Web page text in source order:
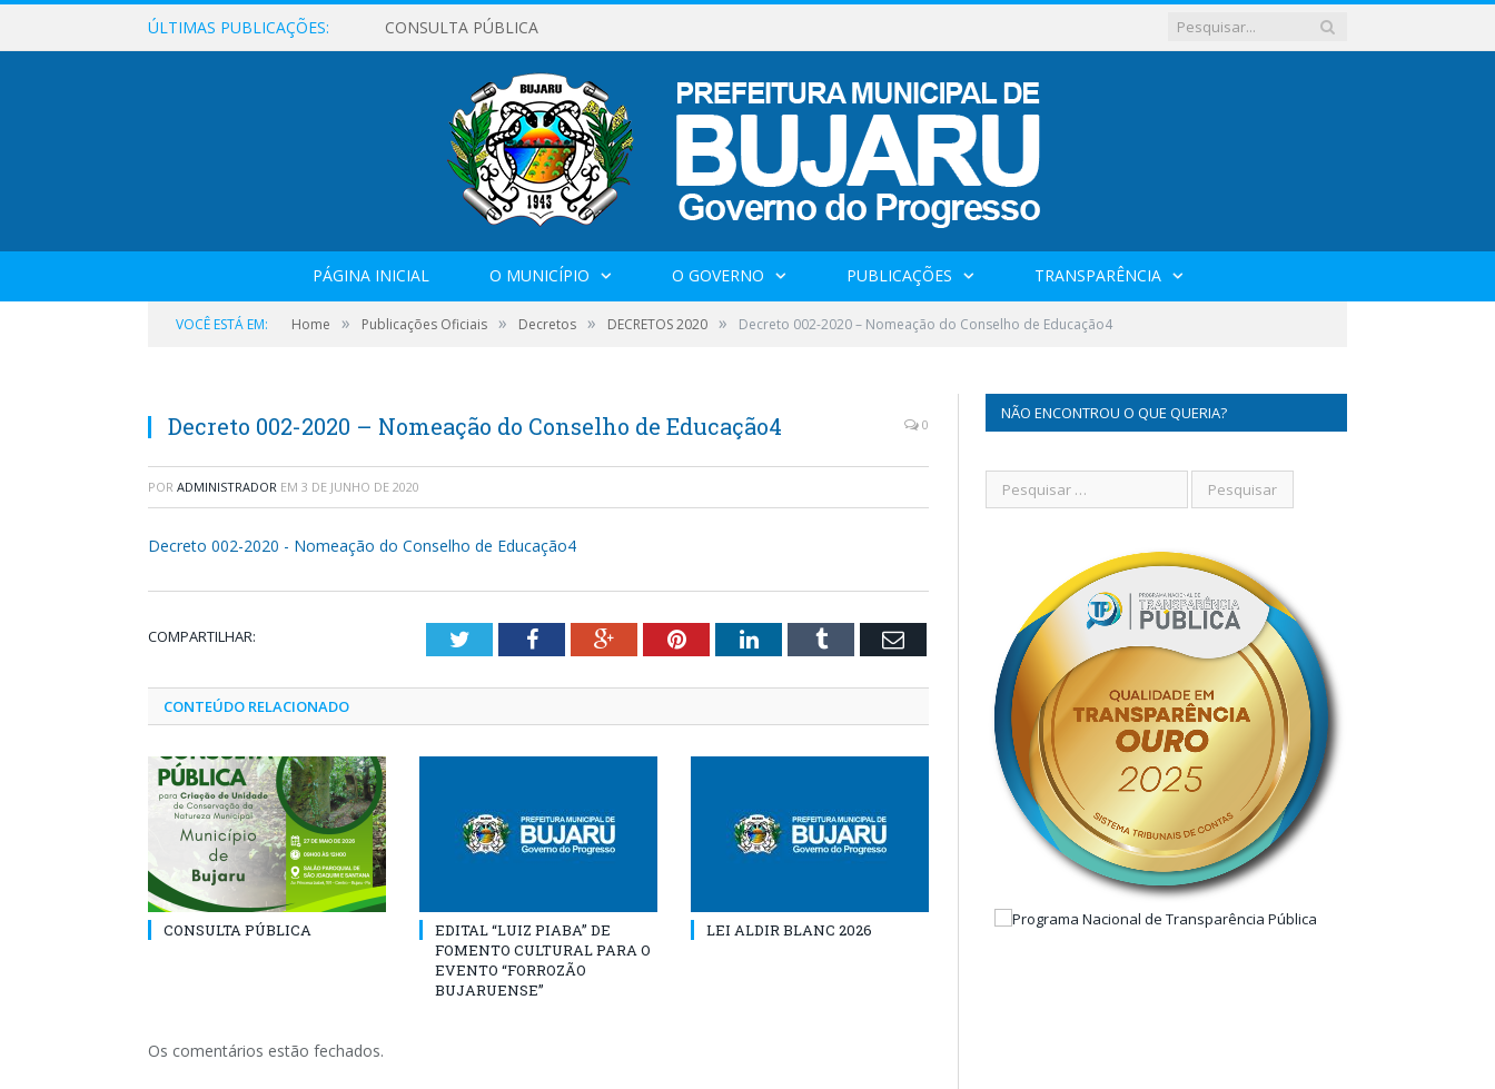
ÚLTIMAS PUBLICAÇÕES: CONSULTA PÚBLICA
PÁGINA INICIAL O MUNICÍPIO O GOVERNO PUBLICAÇÕES TRANSPARÊNCIA
VOCÊ ESTÁ EM: Home » Publicações Oficiais » Decretos » DECRETOS 2020 » Decreto 002-2020 – Nomeação do Conselho de Educação4
Decreto 002-2020 – Nomeação do Conselho de Educação4 0
POR ADMINISTRADOR EM 3 DE JUNHO DE 2020
Decreto 002-2020 - Nomeação do Conselho de Educação4
COMPARTILHAR: TwitterFacebookGoogle+PinterestLinkedInTumblr Email
CONTEÚDO RELACIONADO
CONSULTA PÚBLICA
EDITAL “LUIZ PIABA” DE
FOMENTO CULTURAL PARA O
EVENTO “FORROZÃO
BUJARUENSE”
LEI ALDIR BLANC 2026
Os comentários estão fechados.
NÃO ENCONTROU O QUE QUERIA?